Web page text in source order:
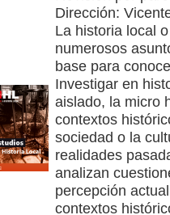
Dirección:
La historia local
numerosos
base para
Investigar en
aislado, la micro
contextos
sociedad o la
realidades
analizan
percepción
contextos